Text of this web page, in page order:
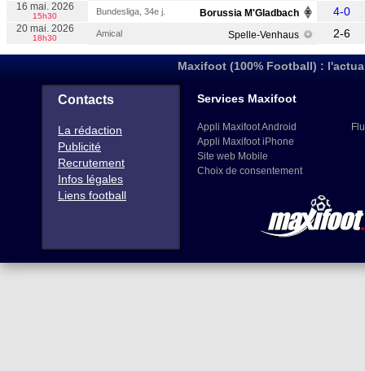
16 mai. 2026
15h30 Bundesliga, 34e j. Borussia M'Gladbach 4-0
20 mai. 2026
18h30 Amical Spelle-Venhaus 2-6
Maxifoot (100% Football) :
Contacts
La rédaction
Publicité
Recrutement
Infos légales
Liens football
Services Maxifoot
Appli Maxifoot Android
Appli Maxifoot iPhone
Site web Mobile
Choix de consentement